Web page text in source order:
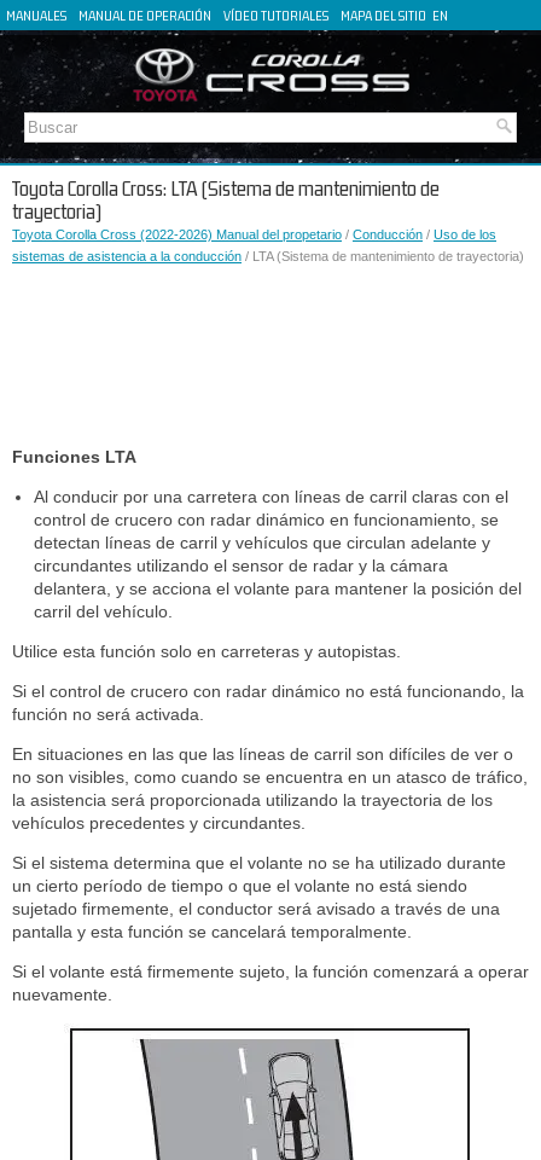
MANUALES MANUAL DE OPERACIÓN VÍDEO TUTORIALES MAPA DEL SITIO EN
FR
IT
Toyota Corolla Cross: LTA (Sistema de mantenimiento de
trayectoria)
Toyota Corolla Cross (2022-2026) Manual del propetario / Conducción / Uso de los
sistemas de asistencia a la conducción / LTA (Sistema de mantenimiento de trayectoria)
Funciones LTA
Al conducir por una carretera con líneas de carril claras con el
control de crucero con radar dinámico en funcionamiento, se
detectan líneas de carril y vehículos que circulan adelante y
circundantes utilizando el sensor de radar y la cámara
delantera, y se acciona el volante para mantener la posición del
carril del vehículo.
Utilice esta función solo en carreteras y autopistas.
Si el control de crucero con radar dinámico no está funcionando, la
función no será activada.
En situaciones en las que las líneas de carril son difíciles de ver o
no son visibles, como cuando se encuentra en un atasco de tráfico,
la asistencia será proporcionada utilizando la trayectoria de los
vehículos precedentes y circundantes.
Si el sistema determina que el volante no se ha utilizado durante
un cierto período de tiempo o que el volante no está siendo
sujetado firmemente, el conductor será avisado a través de una
pantalla y esta función se cancelará temporalmente.
Si el volante está firmemente sujeto, la función comenzará a operar
nuevamente.